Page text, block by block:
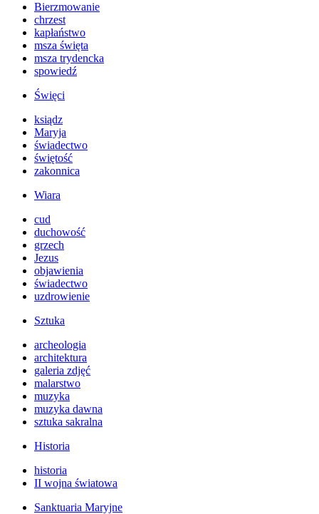
Bierzmowanie
chrzest
kapłaństwo
msza święta
msza trydencka
spowiedź
Święci
ksiądz
Maryja
świadectwo
świętość
zakonnica
Wiara
cud
duchowość
grzech
Jezus
objawienia
świadectwo
uzdrowienie
Sztuka
archeologia
architektura
galeria zdjęć
malarstwo
muzyka
muzyka dawna
sztuka sakralna
Historia
historia
II wojna światowa
Sanktuaria Maryjne